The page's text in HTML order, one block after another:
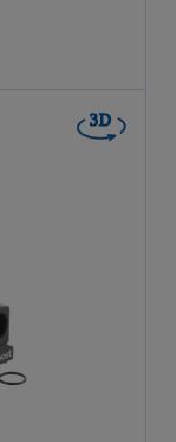
3D